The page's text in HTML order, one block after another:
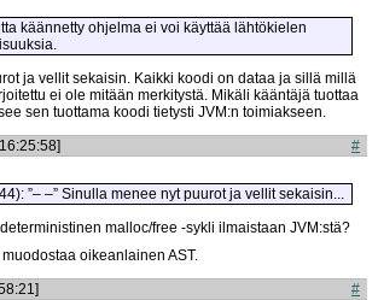
käännetty ohjelma ei voi käyttää lähtökielen
ja vellit sekaisin. Kaikki koodi on dataa ja sillä millä
ei ole mitään merkitystä. Mikäli kääntäjä tuottaa
sen tuottama koodi tietysti JVM:n toimiakseen.
#
”– –” Sinulla menee nyt puurot ja vellit sekaisin...
malloc/free -sykli ilmaistaan JVM:stä?
oikeanlainen AST.
#